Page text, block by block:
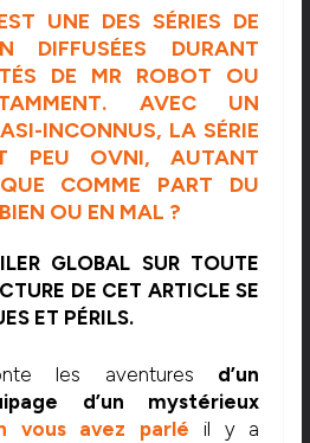
UNE DES SÉRIES DE
DIFFUSÉES DURANT
DE MR ROBOT OU
AVEC UN
INCONNUS, LA SÉRIE
PEU OVNI, AUTANT
COMME PART DU
OU EN MAL ?
GLOBAL SUR TOUTE
DE CET ARTICLE SE
ET PÉRILS.
les aventures d’un
d’un mystérieux
vous avez parlé il y a